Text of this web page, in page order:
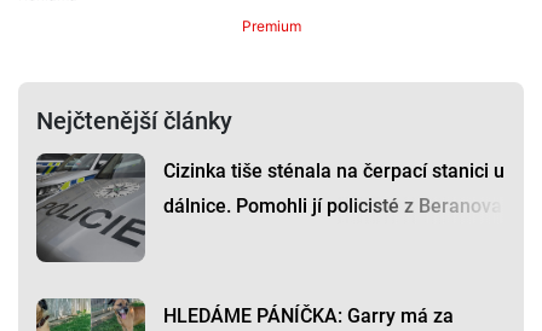
Premium
Nejčtenější články
Cizinka tiše sténala na čerpací stanici u
dálnice. Pomohli jí policisté z Beranova
HLEDÁME PÁNÍČKA: Garry má za